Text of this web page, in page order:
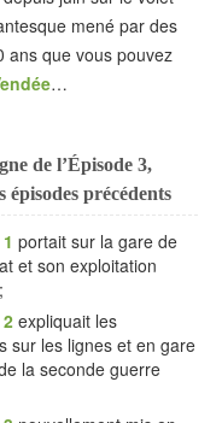
mené par des
ans que vous pouvez
…
de l’Épisode 3,
épisodes précédents
portait sur la gare de
et son exploitation
expliquait les
sur les lignes et en gare
la seconde guerre